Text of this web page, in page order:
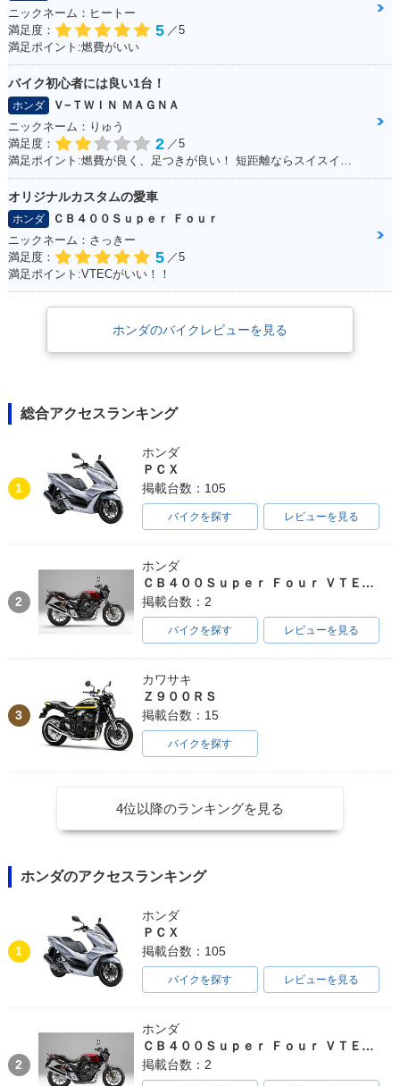
ニックネーム：ヒートー
満足度：
5 ／5
満足ポイント:燃費がいい
バイク初心者には良い1台！
ホンダ
Ｖ−ＴＷＩＮ ＭＡＧＮＡ
ニックネーム：りゅう
満足度：
2 ／5
満足ポイント:燃費が良く、足つきが良い！ 短距離ならスイスイいけます！ パーツもたくさんあるのでカスタマイズしやすいです。
オリジナルカスタムの愛車
ホンダ
ＣＢ４００Ｓｕｐｅｒ Ｆｏｕｒ
ニックネーム：さっきー
満足度：
5 ／5
満足ポイント:VTECがいい！！
ホンダのバイクレビューを見る
総合アクセスランキング
1
ホンダ
ＰＣＸ
掲載台数：105
バイクを探す レビューを見る
2
ホンダ
ＣＢ４００Ｓｕｐｅｒ Ｆｏｕｒ ＶＴＥＣ ＳＰＥＣ３
掲載台数：2
バイクを探す レビューを見る
3
カワサキ
Ｚ９００ＲＳ
掲載台数：15
バイクを探す
4位以降のランキングを見る
ホンダのアクセスランキング
1
ホンダ
ＰＣＸ
掲載台数：105
バイクを探す レビューを見る
2
ホンダ
ＣＢ４００Ｓｕｐｅｒ Ｆｏｕｒ ＶＴＥＣ ＳＰＥＣ３
掲載台数：2